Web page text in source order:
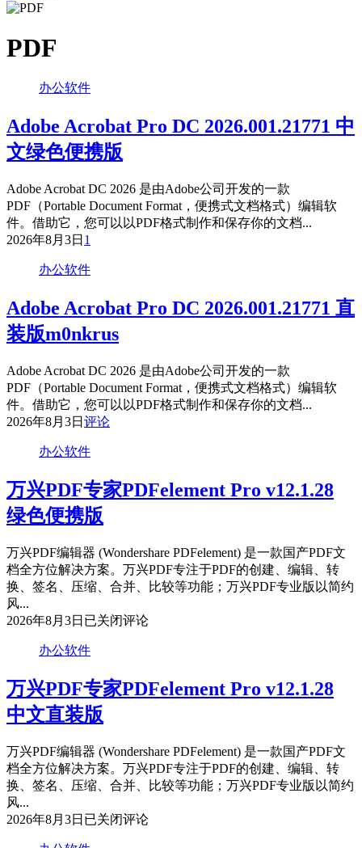
PDF
办公软件
Adobe Acrobat Pro DC 2026.001.21771 中
文绿色便携版
Adobe Acrobat DC 2026 是由Adobe公司开发的一款
PDF（Portable Document Format，便携式文档格式）编辑软
件。借助它，您可以以PDF格式制作和保存你的文档...
2026年8月3日 1
办公软件
Adobe Acrobat Pro DC 2026.001.21771 直
装版m0nkrus
Adobe Acrobat DC 2026 是由Adobe公司开发的一款
PDF（Portable Document Format，便携式文档格式）编辑软
件。借助它，您可以以PDF格式制作和保存你的文档...
2026年8月3日 评论
办公软件
万兴PDF专家PDFelement Pro v12.1.28
绿色便携版
万兴PDF编辑器 (Wondershare PDFelement) 是一款国产PDF文
档全方位解决方案。万兴PDF专注于PDF的创建、编辑、转
换、签名、压缩、合并、比较等功能；万兴PDF专业版以简约
风...
2026年8月3日 万
PDF
家
PDFelement
Pro
绿
色
便
版
已关闭评论
办公软件
万兴PDF专家PDFelement Pro v12.1.28
中文直装版
万兴PDF编辑器 (Wondershare PDFelement) 是一款国产PDF文
档全方位解决方案。万兴PDF专注于PDF的创建、编辑、转
换、签名、压缩、合并、比较等功能；万兴PDF专业版以简约
风...
2026年8月3日 万
已关闭评论